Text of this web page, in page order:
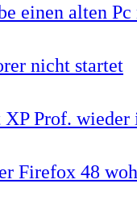
einen alten Pc
nicht startet
Prof. wieder
Firefox 48